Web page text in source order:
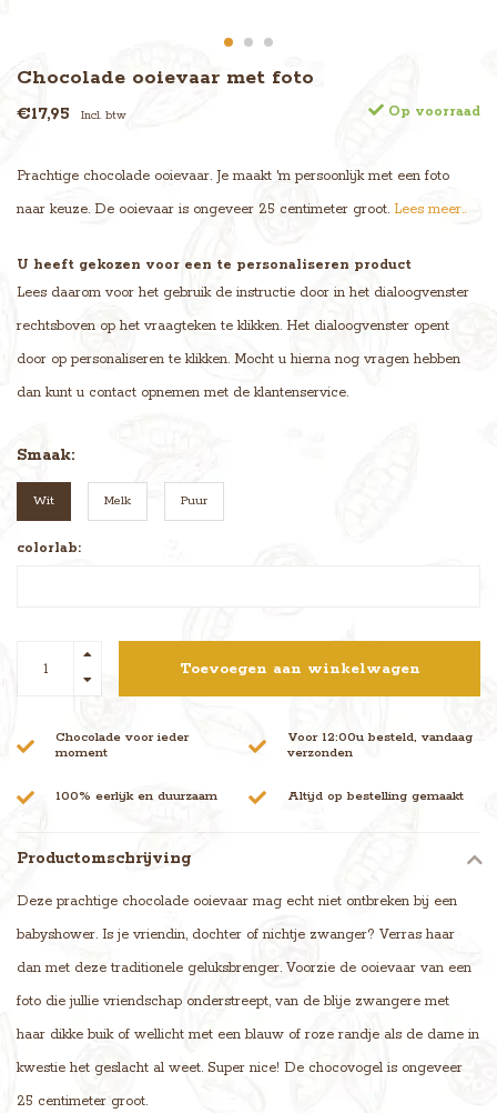
Chocolade ooievaar met foto
€17,95 Incl. btw Op voorraad
Prachtige chocolade ooievaar. Je maakt 'm persoonlijk met een foto
naar keuze. De ooievaar is ongeveer 25 centimeter groot. Lees meer..
U heeft gekozen voor een te personaliseren product
Lees daarom voor het gebruik de instructie door in het dialoogvenster
rechtsboven op het vraagteken te klikken. Het dialoogvenster opent
door op personaliseren te klikken. Mocht u hierna nog vragen hebben
dan kunt u contact opnemen met de klantenservice.
Smaak:
Wit Melk Puur
colorlab:
Toevoegen aan winkelwagen
Chocolade voor ieder
moment
Voor 12:00u besteld, vandaag
verzonden
100% eerlijk en duurzaam Altijd op bestelling gemaakt
Productomschrijving
Deze prachtige chocolade ooievaar mag echt niet ontbreken bij een
babyshower. Is je vriendin, dochter of nichtje zwanger? Verras haar
dan met deze traditionele geluksbrenger. Voorzie de ooievaar van een
foto die jullie vriendschap onderstreept, van de blije zwangere met
haar dikke buik of wellicht met een blauw of roze randje als de dame in
kwestie het geslacht al weet. Super nice! De chocovogel is ongeveer
25 centimeter groot.